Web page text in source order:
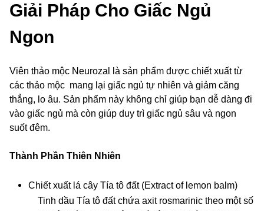
Giải Pháp Cho Giấc Ngủ
Ngon
Viên thảo mộc Neurozal là sản phẩm được chiết xuất từ
các thảo mộc mang lại giấc ngủ tự nhiên và giảm căng
thẳng, lo âu. Sản phẩm này không chỉ giúp bạn dễ dàng đi
vào giấc ngủ mà còn giúp duy trì giấc ngủ sâu và ngon
suốt đêm.
Thành Phần Thiên Nhiên
Chiết xuất lá cây Tía tô đất (Extract of lemon balm)
Tinh dầu Tía tô đất chứa axit rosmarinic theo một số